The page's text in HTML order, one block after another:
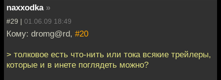
naxxodka »
#29 | 01.06.09 18:49
Кому: dromg@rd, #20
> толковое есть что-нить или тока всякие трейлеры,
которые и в инете поглядеть можно?